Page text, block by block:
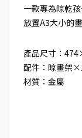
一款專為晾乾
放置A3大小的
產品尺寸：
配件：晾畫架
材質：金屬